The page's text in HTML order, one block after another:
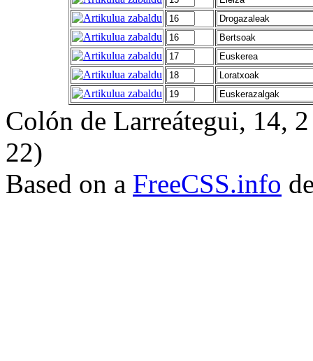
Colón de Larreátegui, 14,
22)
Based on a FreeCSS.info